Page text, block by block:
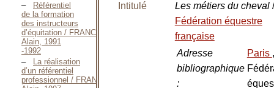
Référentiel
de la formation
des instructeurs
d’équitation / FRANCQUEVILLE
Alain, 1991
-1992
La réalisation
d’un référentiel
professionnel / FRANCQUEVILLE
Intitulé Les métiers du cheval /
Fédération équestre
française
Adresse
bibliographique
:
Paris ,